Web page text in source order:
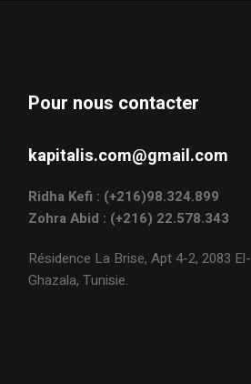
Pour nous contacter
kapitalis.com@gmail.com
Ridha Kefi : (+216)98.324.899
Zohra Abid : (+216) 22.578.343
Résidence La Brise, Apt 4-2, 2083 El-
Ghazala, Tunisie.